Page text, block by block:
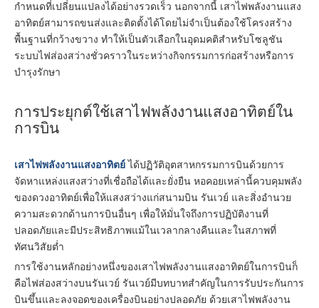
กำหนดที่เปลี่ยนแปลงได้อย่างรวดเร็ว นอกจากนี้ เสาไฟพลังงานแสง
อาทิตย์สามารถขนส่งและติดตั้งได้โดยไม่จำเป็นต้องใช้โครงสร้าง
พื้นฐานที่กว้างขวาง ทำให้เป็นตัวเลือกในอุดมคติสำหรับโซลูชัน
ระบบไฟส่องสว่างชั่วคราวในระหว่างกิจกรรมการก่อสร้างหรือการ
บำรุงรักษา
การประยุกต์ใช้เสาไฟพลังงานแสงอาทิตย์ใน
การบิน
เสาไฟพลังงานแสงอาทิตย์ได้ปฏิวัติอุตสาหกรรมการบินด้วยการ
จัดหาแหล่งแสงสว่างที่เชื่อถือได้และยั่งยืน หอคอยเหล่านี้ควบคุมพลัง
ของดวงอาทิตย์เพื่อให้แสงสว่างแก่สนามบิน รันเวย์ และสิ่งอำนวย
ความสะดวกด้านการบินอื่นๆ เพื่อให้มั่นใจถึงการปฏิบัติงานที่
ปลอดภัยและมีประสิทธิภาพแม้ในเวลากลางคืนและในสภาพที่
ทัศนวิสัยต่ำ
การใช้งานหลักอย่างหนึ่งของเสาไฟพลังงานแสงอาทิตย์ในการบินก็
คือไฟส่องสว่างบนรันเวย์ รันเวย์มีบทบาทสำคัญในการรับประกันการ
บินขึ้นและลงจอดของเครื่องบินอย่างปลอดภัย ด้วยเสาไฟพลังงาน